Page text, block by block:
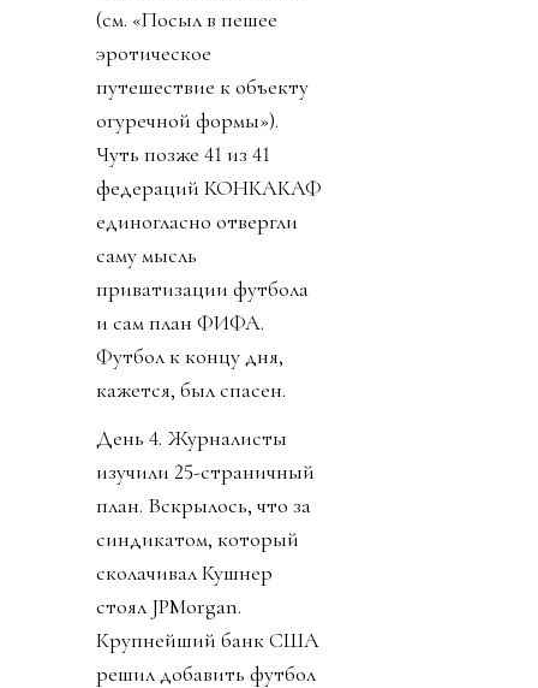
(см. «Посыл в пешее
эротическое
путешествие к объекту
огуречной формы»).
Чуть позже 41 из 41
федераций КОНКАКАФ
единогласно отвергли
саму мысль
приватизации футбола
и сам план ФИФА.
Футбол к концу дня,
кажется, был спасен.
День 4. Журналисты
изучили 25-страничный
план. Вскрылось, что за
синдикатом, который
сколачивал Кушнер
стоял JPMorgan.
Крупнейший банк США
решил добавить футбол